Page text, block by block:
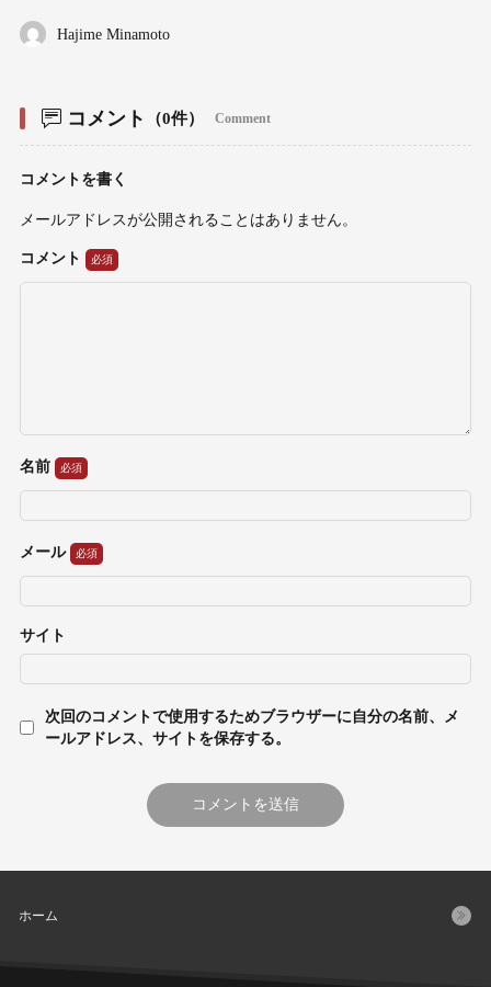
Hajime Minamoto
コメント （0件） Comment
コメントを書く
メールアドレスが公開されることはありません。
コメント
名前
メール
サイト
次回のコメントで使用するためブラウザーに自分の名前、メ
ールアドレス、サイトを保存する。
ホーム